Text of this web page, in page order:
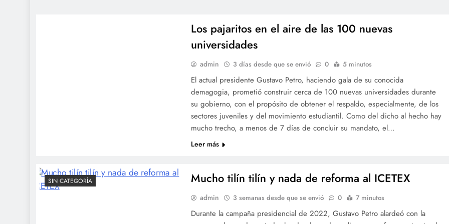
Los pajaritos en el aire de las 100 nuevas
universidades
admin 3 días desde que se envió 0 5 minutos
El actual presidente Gustavo Petro, haciendo gala de su conocida
demagogia, prometió construir cerca de 100 nuevas universidades durante
su gobierno, con el propósito de obtener el respaldo, especialmente, de los
sectores juveniles y del movimiento estudiantil. Como del dicho al hecho hay
mucho trecho, a menos de 7 días de concluir su mandato, el…
Leer más
SIN CATEGORÍA Mucho tilín tilín y nada de reforma al ICETEX
admin 3 semanas desde que se envió 0 7 minutos
Durante la campaña presidencial de 2022, Gustavo Petro alardeó con la